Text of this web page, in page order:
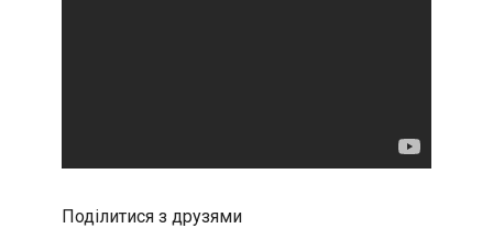
Поділитися з друзями